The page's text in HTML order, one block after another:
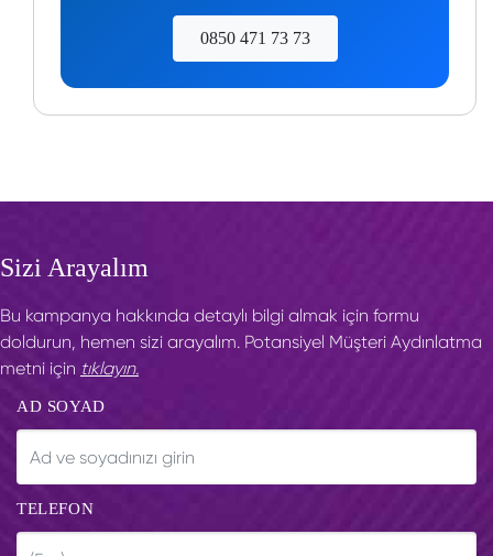
0850 471 73 73
Sizi Arayalım
Bu kampanya hakkında detaylı bilgi almak için formu
doldurun, hemen sizi arayalım. Potansiyel Müşteri Aydınlatma
metni için tıklayın.
AD SOYAD
TELEFON